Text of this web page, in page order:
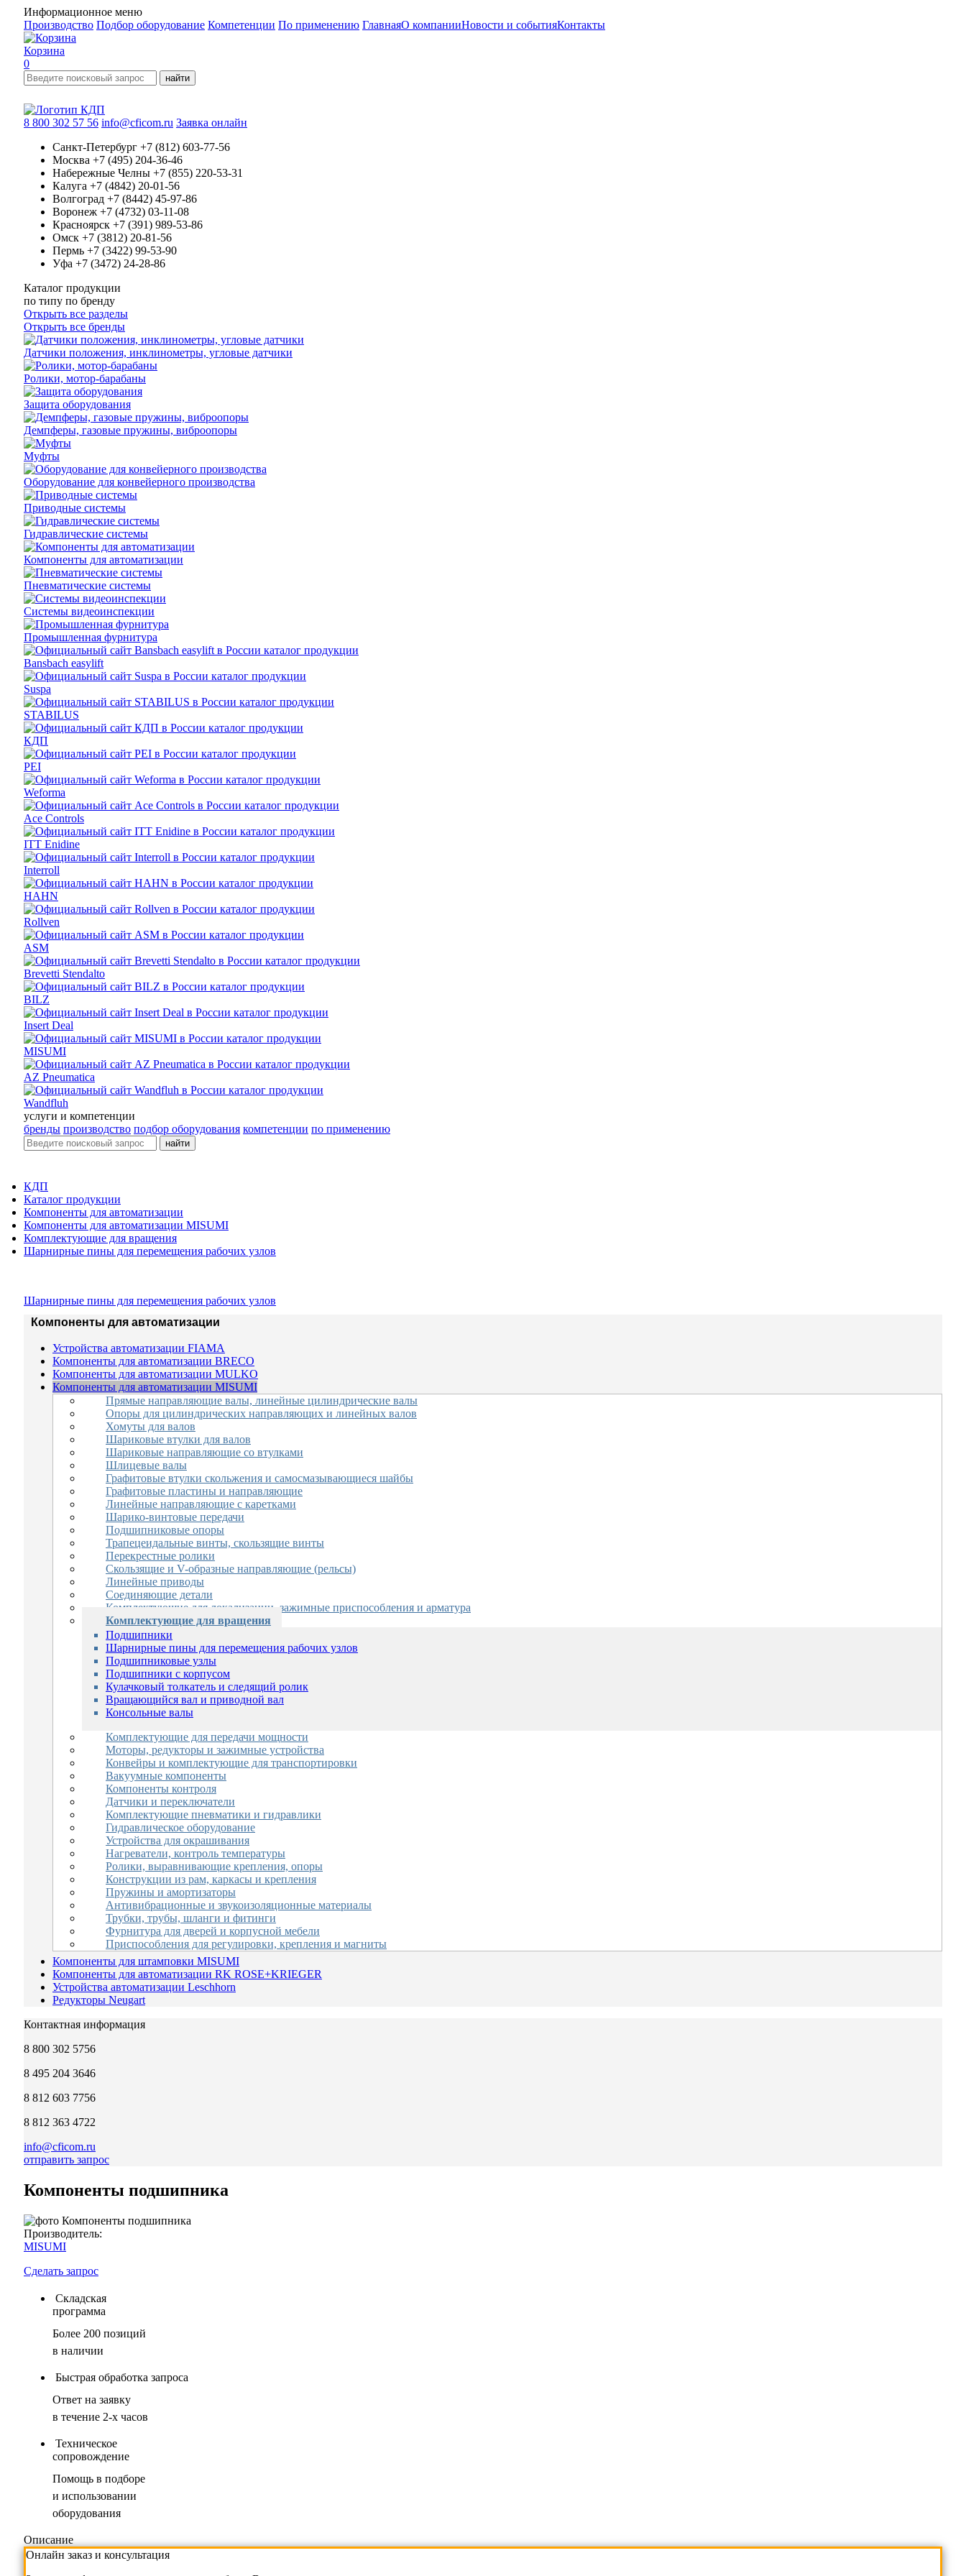
Информационное меню
Производство Подбор оборудование Компетенции По применению ГлавнаяО компанииНовости и событияКонтакты
Корзина
0
найти
8 800 302 57 56 info@cficom.ru Заявка онлайн
Санкт-Петербург +7 (812) 603-77-56
Москва +7 (495) 204-36-46
Набережные Челны +7 (855) 220-53-31
Калуга +7 (4842) 20-01-56
Волгоград +7 (8442) 45-97-86
Воронеж +7 (4732) 03-11-08
Красноярск +7 (391) 989-53-86
Омск +7 (3812) 20-81-56
Пермь +7 (3422) 99-53-90
Уфа +7 (3472) 24-28-86
Каталог продукции
по типу по бренду
Открыть все разделы
Открыть все бренды
Датчики положения, инклинометры, угловые датчики
Ролики, мотор-барабаны
Защита оборудования
Демпферы, газовые пружины, виброопоры
Муфты
Оборудование для конвейерного производства
Приводные системы
Гидравлические системы
Компоненты для автоматизации
Пневматические системы
Системы видеоинспекции
Промышленная фурнитура
Bansbach easylift
Suspa
STABILUS
КДП
PEI
Weforma
Ace Controls
ITT Enidine
Interroll
HAHN
Rollven
ASM
Brevetti Stendalto
BILZ
Insert Deal
MISUMI
AZ Pneumatica
Wandfluh
услуги и компетенции
бренды производство подбор оборудования компетенции по применению
найти
КДП
Каталог продукции
Компоненты для автоматизации
Компоненты для автоматизации MISUMI
Комплектующие для вращения
Шарнирные пины для перемещения рабочих узлов
Шарнирные пины для перемещения рабочих узлов
Компоненты для автоматизации
Устройства автоматизации FIAMA
Компоненты для автоматизации BRECO
Компоненты для автоматизации MULKO
Компоненты для автоматизации MISUMI
Прямые направляющие валы, линейные цилиндрические валы
Опоры для цилиндрических направляющих и линейных валов
Хомуты для валов
Шариковые втулки для валов
Шариковые направляющие со втулками
Шлицевые валы
Графитовые втулки скольжения и самосмазывающиеся шайбы
Графитовые пластины и направляющие
Линейные направляющие с каретками
Шарико-винтовые передачи
Подшипниковые опоры
Трапецеидальные винты, скользящие винты
Перекрестные ролики
Скользящие и V-образные направляющие (рельсы)
Линейные приводы
Соединяющие детали
Комплектующие для локализации, зажимные приспособления и арматура
Комплектующие для вращения
Подшипники
Шарнирные пины для перемещения рабочих узлов
Подшипниковые узлы
Подшипники с корпусом
Кулачковый толкатель и следящий ролик
Вращающийся вал и приводной вал
Консольные валы
Комплектующие для передачи мощности
Моторы, редукторы и зажимные устройства
Конвейры и комплектующие для транспортировки
Вакуумные компоненты
Компоненты контроля
Датчики и переключатели
Комплектующие пневматики и гидравлики
Гидравлическое оборудование
Устройства для окрашивания
Нагреватели, контроль температуры
Ролики, выравнивающие крепления, опоры
Конструкции из рам, каркасы и крепления
Пружины и амортизаторы
Антивибрационные и звукоизоляционные материалы
Трубки, трубы, шланги и фитинги
Фурнитура для дверей и корпусной мебели
Приспособления для регулировки, крепления и магниты
Компоненты для штамповки MISUMI
Компоненты для автоматизации RK ROSE+KRIEGER
Устройства автоматизации Leschhorn
Редукторы Neugart
Контактная информация
8 800 302 5756
8 495 204 3646
8 812 603 7756
8 812 363 4722
info@cficom.ru
отправить запрос
Компоненты подшипника
Производитель:
MISUMI
Сделать запрос
Складская
программа
Более 200 позиций
в наличии
Быстрая обработка запроса
Ответ на заявку
в течение 2-х часов
Техническое
сопровождение
Помощь в подборе
и использовании
оборудования
Описание
Онлайн заказ и консультация